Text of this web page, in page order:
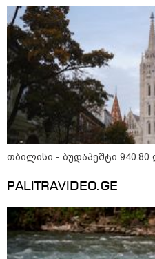
მნიშვნელოვანი
თბილისი - ბუდაპეშტი
PALITRAVIDEO.GE